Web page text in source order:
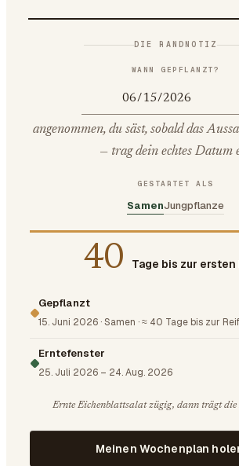
DIE RANDNOTIZ
WANN GEPFLANZT?
angenommen, du säst, sobald das
— trag dein echtes Datum
GESTARTET ALS
SamenJungpflanze
40 Tage bis zur ersten
Gepflanzt
15. Juni 2026 ·Samen ·≈ 40 Tage bis zur
Erntefenster
25. Juli 2026 – 24. Aug. 2026
Ernte Eichenblattsalat zügig, dann trägt die
Meinen Wochenplan